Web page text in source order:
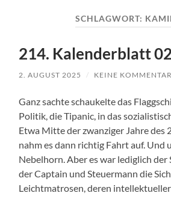
SCHLAGWORT:
214. Kalenderblatt
2. AUGUST 2025 / KEINE
Ganz sachte schaukelte das
Politik, die Tipanic, in das
Etwa Mitte der zwanziger Jahre des
nahm es dann richtig Fahrt auf. Und
Nebelhorn. Aber es war lediglich der
der Captain und Steuermann die
Leichtmatrosen, deren